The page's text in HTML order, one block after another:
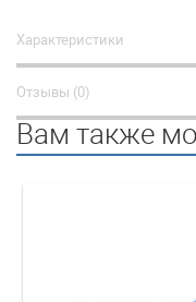
Характеристики
Отзывы (0)
Вам также